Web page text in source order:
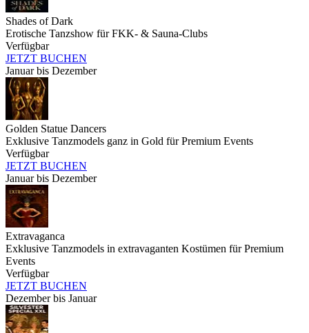
Shades of Dark
Erotische Tanzshow für FKK- & Sauna-Clubs
Verfügbar
JETZT BUCHEN
Januar bis Dezember
Golden Statue Dancers
Exklusive Tanzmodels ganz in Gold für Premium Events
Verfügbar
JETZT BUCHEN
Januar bis Dezember
Extravaganca
Exklusive Tanzmodels in extravaganten Kostümen für Premium
Events
Verfügbar
JETZT BUCHEN
Dezember bis Januar